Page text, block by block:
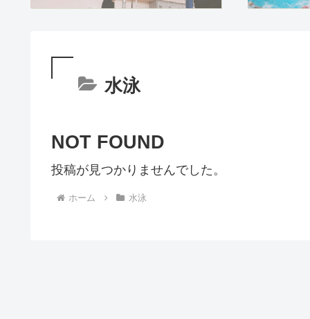
水泳
NOT FOUND
投稿が見つかりませんでした。
ホーム 水泳